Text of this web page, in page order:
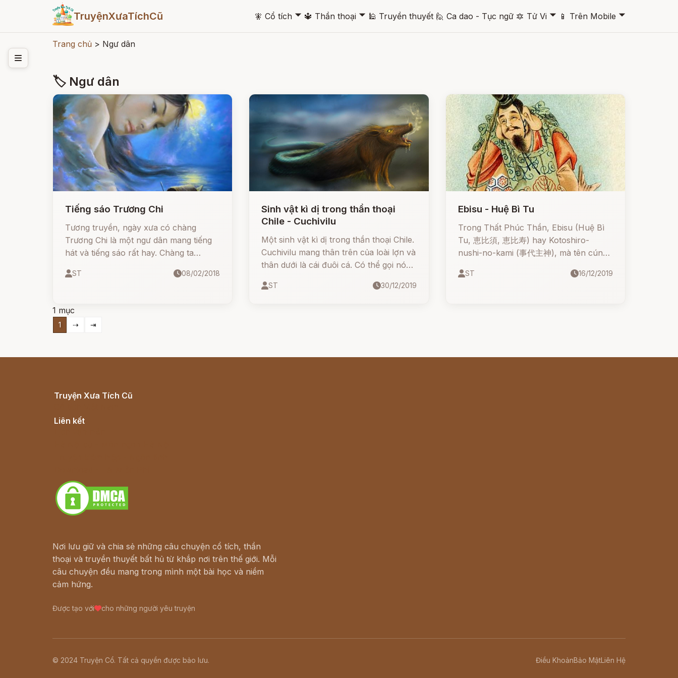
TruyệnXưaTíchCũ 🧚 Cổ tích 🞃 🔱 Thần thoại 🞃 🕌 Truyền thuyết 🙋 Ca dao - Tục ngữ 🔯 Tử Vi 🞃 📱 Trên Mobile 🞃
Trang chủ > Ngư dân
🏷 Ngư dân
Tiếng sáo Trương Chi
Tương truyền, ngày xưa có chàng
Trương Chi là một ngư dân mang tiếng
hát và tiếng sáo rất hay. Chàng ta
hát mê ly bay đến ngôi lầu gần đó,
ST 08/02/2018
Sinh vật kì dị trong thần thoại
Chile - Cuchivilu
Một sinh vật kì dị trong thần thoại Chile.
Cuchivilu mang thân trên của loài lợn và
thân dưới là cái đuôi cá. Có thể gọi nó
ST 30/12/2019
Ebisu - Huệ Bì Tu
Trong Thất Phúc Thần, Ebisu (Huệ Bì
Tu, 恵比須, 恵比寿) hay Kotoshiro-
nushi-no-kami (事代主神), mà tên cúng
dân, ngư nghiệp, vùng chài lưới, sự may
ST 16/12/2019
1 mục
1 ⇢ ⇥
Truyện Xưa Tích Cũ
Liên kết
Nơi lưu giữ và chia sẻ những câu chuyện cổ tích, thần
thoại và truyền thuyết bất hủ từ khắp nơi trên thế giới. Mỗi
câu chuyện đều mang trong mình một bài học và niềm
cảm hứng.
Được tạo với cho những người yêu truyện
© 2024 Truyện Cổ. Tất cả quyền được bảo lưu. Điều KhoảnBảo MậtLiên Hệ